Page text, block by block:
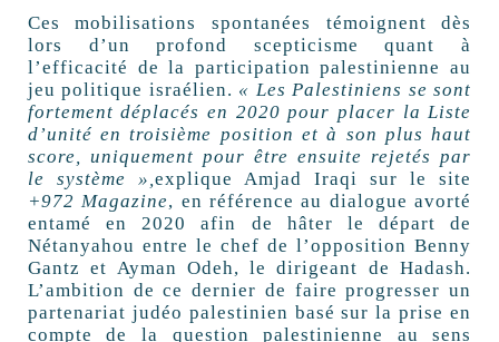
Ces mobilisations spontanées témoignent dès
lors d’un profond scepticisme quant à
l’efficacité de la participation palestinienne au
jeu politique israélien. « Les Palestiniens se sont
fortement déplacés en 2020 pour placer la Liste
d’unité en troisième position et à son plus haut
score, uniquement pour être ensuite rejetés par
le système
»,explique Amjad Iraqi sur le site
+972 Magazine, en référence au dialogue avorté
entamé en 2020 afin de hâter le départ de
Nétanyahou entre le chef de l’opposition Benny
Gantz et Ayman Odeh, le dirigeant de Hadash.
L’ambition de ce dernier de faire progresser un
partenariat judéo palestinien basé sur la prise en
compte de la question palestinienne au sens